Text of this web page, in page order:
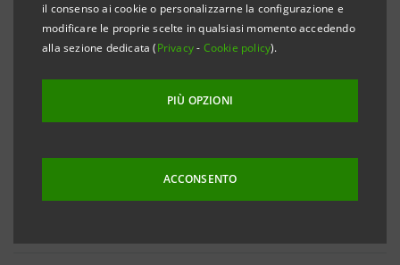
il consenso ai cookie o personalizzarne la configurazione e
modificare le proprie scelte in qualsiasi momento accedendo
alla sezione dedicata (Privacy- Cookie policy).
PIÙ OPZIONI
ACCONSENTO
TABELLA ALLEGATI
Rischi del Gruppo Bancario
951 Kb